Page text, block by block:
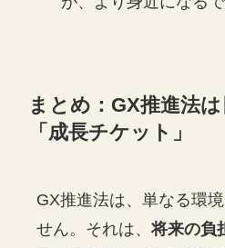
まとめ：GX推進法
「成長チケット」
GX推進法は、単なる環
せん。それは、将来の負